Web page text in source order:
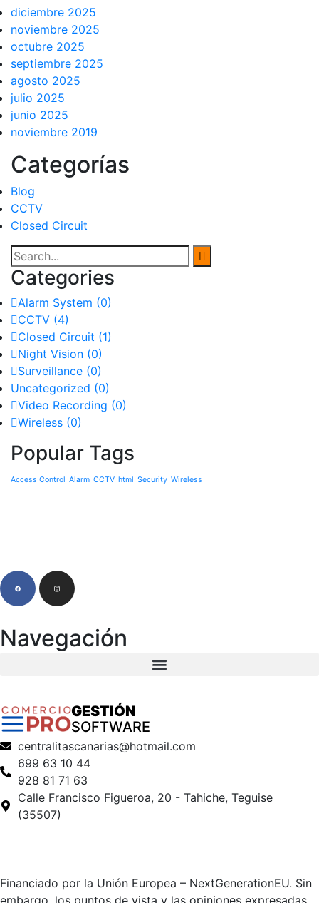
diciembre 2025
noviembre 2025
octubre 2025
septiembre 2025
agosto 2025
julio 2025
junio 2025
noviembre 2019
Categorías
Blog
CCTV
Closed Circuit
Categories
Alarm System (0)
CCTV (4)
Closed Circuit (1)
Night Vision (0)
Surveillance (0)
Uncategorized (0)
Video Recording (0)
Wireless (0)
Popular Tags
Access Control Alarm CCTV html Security Wireless
Navegación
GESTIÓN
SOFTWARE
centralitascanarias@hotmail.com
699 63 10 44
928 81 71 63
Calle Francisco Figueroa, 20 - Tahiche, Teguise
(35507)
Financiado por la Unión Europea – NextGenerationEU. Sin
embargo, los puntos de vista y las opiniones expresadas